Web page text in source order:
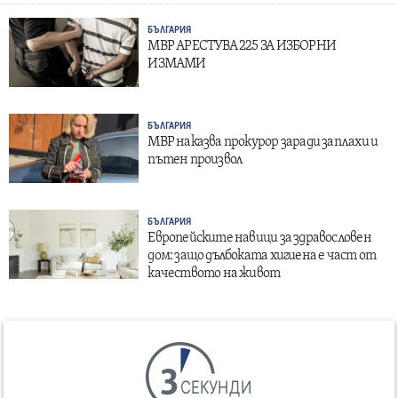
БЪЛГАРИЯ
МВР АРЕСТУВА 225 ЗА ИЗБОРНИ
ИЗМАМИ
БЪЛГАРИЯ
МВР наказва прокурор заради заплахи и
пътен произвол
БЪЛГАРИЯ
Европейските навици за здравословен
дом: защо дълбоката хигиена е част от
качеството на живот
СЕКУНДИ